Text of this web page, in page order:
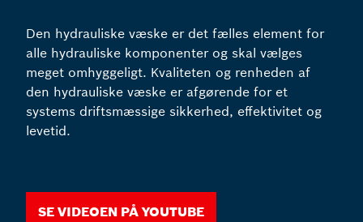
Den hydrauliske væske er det fælles element for
alle hydrauliske komponenter og skal vælges
meget omhyggeligt. Kvaliteten og renheden af
den hydrauliske væske er afgørende for et
systems driftsmæssige sikkerhed, effektivitet og
levetid.
Se videoen på YouTube